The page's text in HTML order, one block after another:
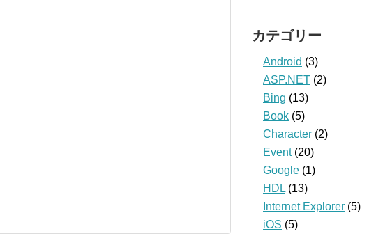
カテゴリー
Android (3)
ASP.NET (2)
Bing (13)
Book (5)
Character (2)
Event(20)
Google (1)
HDL (13)
Internet Explorer (5)
iOS (5)